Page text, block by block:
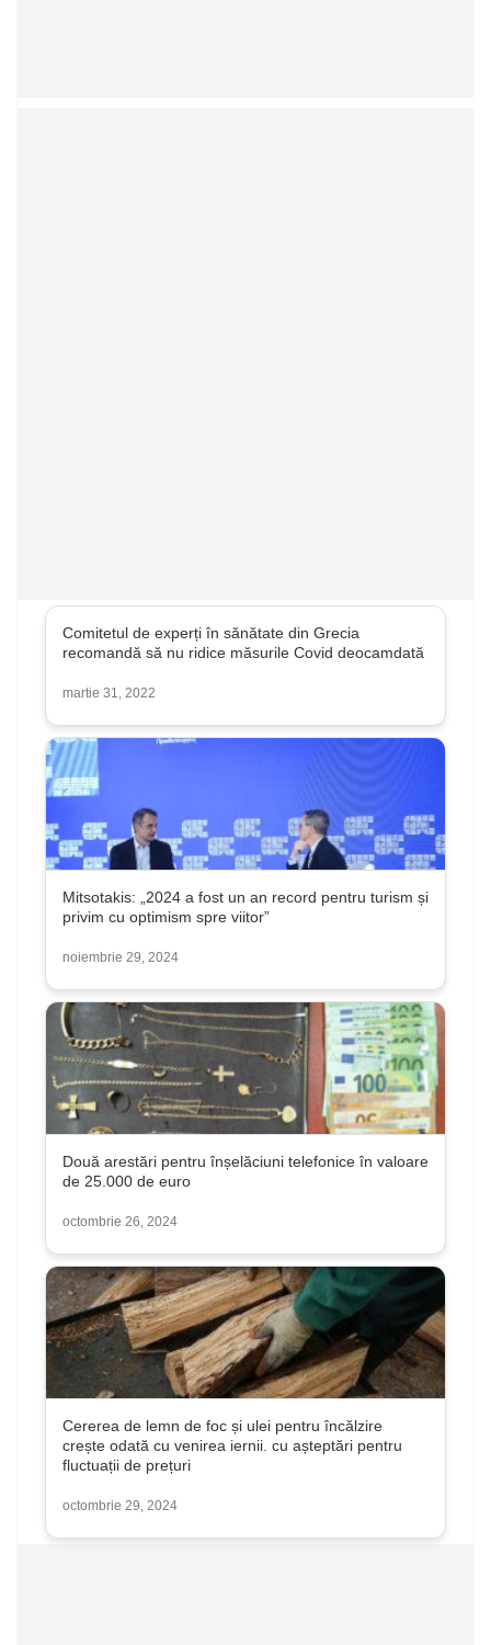
Comitetul de experți în sănătate din Grecia
recomandă să nu ridice măsurile Covid deocamdată
martie 31, 2022
Mitsotakis: „2024 a fost un an record pentru turism și
privim cu optimism spre viitor”
noiembrie 29, 2024
Două arestări pentru înșelăciuni telefonice în valoare
de 25.000 de euro
octombrie 26, 2024
Cererea de lemn de foc și ulei pentru încălzire
crește odată cu venirea iernii. cu așteptări pentru
fluctuații de prețuri
octombrie 29, 2024